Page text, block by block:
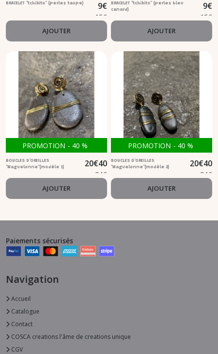
BRACELET "tchikito" (perles taupe) 9€
15€
AJOUTER
BRACELET "tchikito" (perles bleu
canard)
9€
15€
AJOUTER
PROMOTION - 40 %
BOUCLES D'OREILLES
"Maguelonne"(modèle 1)
20€40
34€
AJOUTER
PROMOTION - 40 %
BOUCLES D'OREILLES
"Maguelonne"(modèle 2)
20€40
34€
AJOUTER
Paiements sécurisés
Navigation
Accueil
Catalogue
Contact
COSCA creations l'âme de creations unique
CGV